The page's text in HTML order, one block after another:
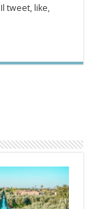
tweet, like,